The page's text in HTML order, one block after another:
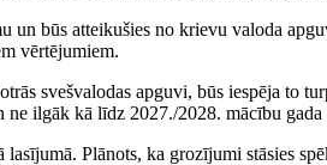
būs atteikušies no krievu valoda
vērtējumiem.
svešvalodas apguvi, būs iespēja to
ilgāk kā līdz 2027./2028. mācību
Plānots, ka grozījumi stāsies